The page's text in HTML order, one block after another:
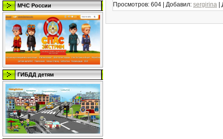
МЧС России
ГИБДД детям
Просмотров: 604 Добавил: sergirina